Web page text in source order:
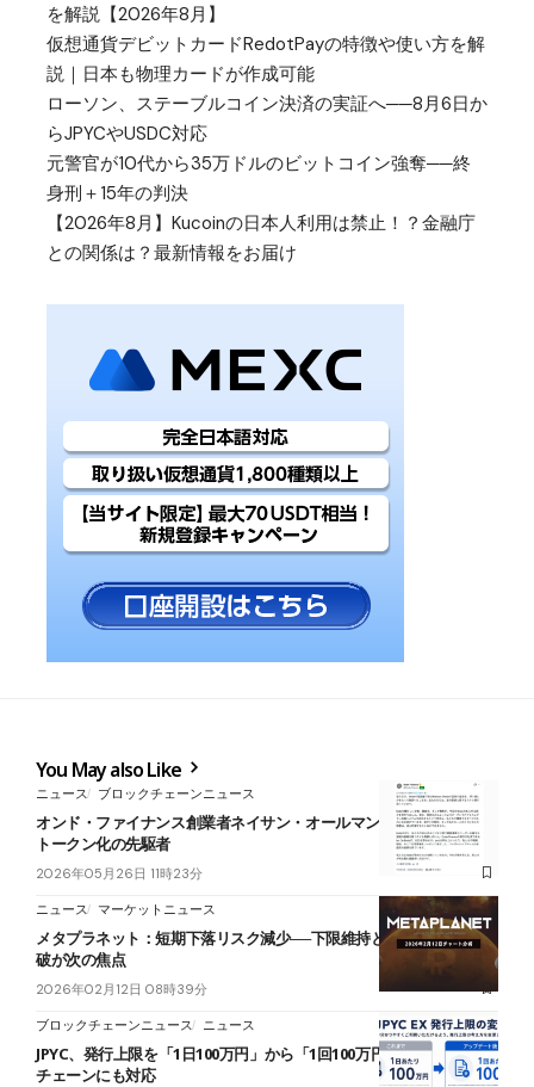
を解説【2026年8月】
仮想通貨デビットカードRedotPayの特徴や使い方を解
説｜日本も物理カードが作成可能
ローソン、ステーブルコイン決済の実証へ──8月6日か
らJPYCやUSDC対応
元警官が10代から35万ドルのビットコイン強奪──終
身刑＋15年の判決
【2026年8月】Kucoinの日本人利用は禁止！？金融庁
との関係は？最新情報をお届け
You May also Like
ニュース ブロックチェーンニュース
オンド・ファイナンス創業者ネイサン・オールマン氏が急逝──RWA
トークン化の先駆者
2026年05月26日 11時23分
ニュース マーケットニュース
メタプラネット：短期下落リスク減少──下限維持と1時間足抵抗帯突
破が次の焦点
2026年02月12日 08時39分
ブロックチェーンニュース ニュース
JPYC、発行上限を「1日100万円」から「1回100万円」に緩和──Kaia
チェーンにも対応